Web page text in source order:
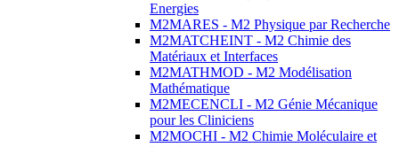
Energies
M2MARES - M2 Physique par Recherche
M2MATCHEINT - M2 Chimie des
Matériaux et Interfaces
M2MATHMOD - M2 Modélisation
Mathématique
M2MECENCLI - M2 Génie Mécanique
pour les Cliniciens
M2MOCHI - M2 Chimie Moléculaire et